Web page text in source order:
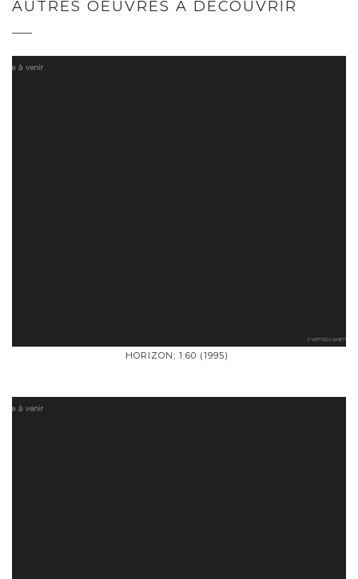
AUTRES OEUVRES À DÉCOUVRIR
HORIZON; 1.60 (1995)